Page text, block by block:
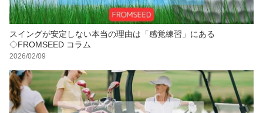
スイングが安定しない本当の理由は「感覚練習」にある
◇FROMSEED コラム
2026/02/09